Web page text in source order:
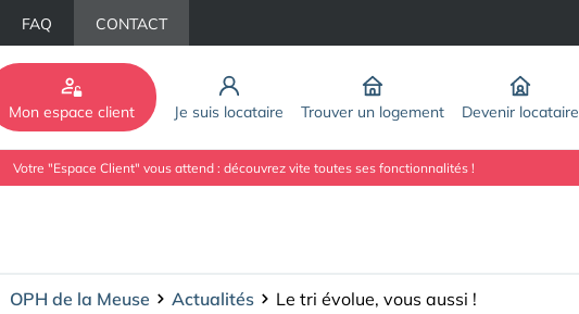
FAQ CONTACT
Mon espace client Je suis locataire Trouver un logement Devenir locataire
Votre "Espace Client" vous attend : découvrez vite toutes ses fonctionnalités !
OPH de la Meuse Actualités Le tri évolue, vous aussi !